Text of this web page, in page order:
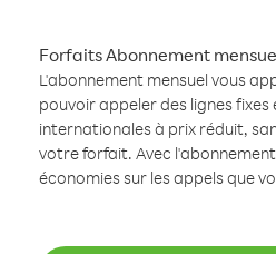
Forfaits Abonnement
L'abonnement mensuel vous
pouvoir appeler des lignes fixes
internationales à prix réduit,
votre forfait. Avec
économies sur les appels que